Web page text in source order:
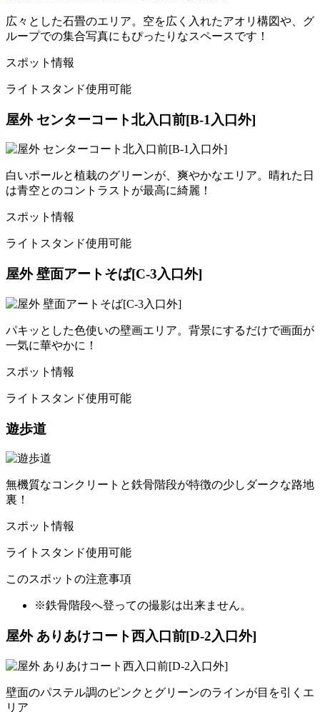
広々とした石畳のエリア。空を広く入れたアオリ構図や、グ
ループでの集合写真にもぴったりなスペースです！
スポット情報
ライトスタンド使用可能
屋外 センターコート北入口前[B-1入口外]
白いポールと植栽のグリーンが、爽やかなエリア。晴れた日
は青空とのコントラストが最高に綺麗！
スポット情報
ライトスタンド使用可能
屋外 壁面アートそば[C-3入口外]
パキッとした色使いの壁画エリア。背景にするだけで画面が
一気に華やかに！
スポット情報
ライトスタンド使用可能
遊歩道
無機質なコンクリートと鉄骨階段が特徴の少しダークな路地
裏！
スポット情報
ライトスタンド使用可能
このスポットの注意事項
※鉄骨階段へ登っての撮影は出来ません。
屋外 ありあけコート西入口前[D-2入口外]
壁面のパステル調のピンクとグリーンのラインが目を引くエ
リア